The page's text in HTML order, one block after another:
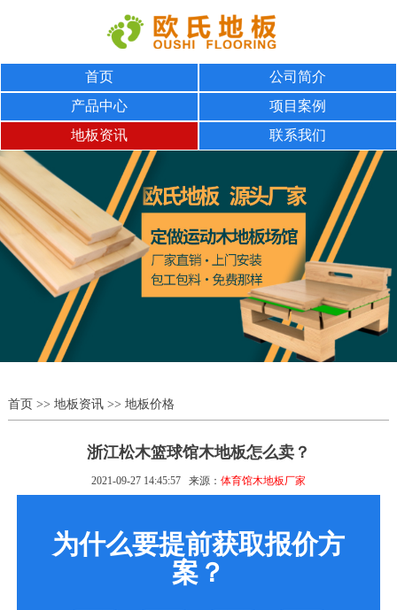
首页
公司简介
产品中心
项目案例
地板资讯
联系我们
首页>> 地板资讯>> 地板价格
浙江松木篮球馆木地板怎么卖？
2021-09-27 14:45:57 来源： 体育馆木地板厂家
为什么要提前获取报价方
案？